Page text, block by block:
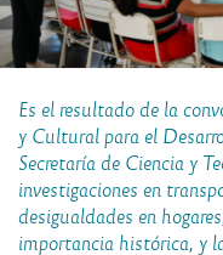
Es el resultado de la
y Cultural para el
Secretaría de Ciencia y
investigaciones en
desigualdades en
importancia histórica, y